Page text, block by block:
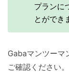
プランに
とができ
Gabaマンツーマ
ご確認ください。